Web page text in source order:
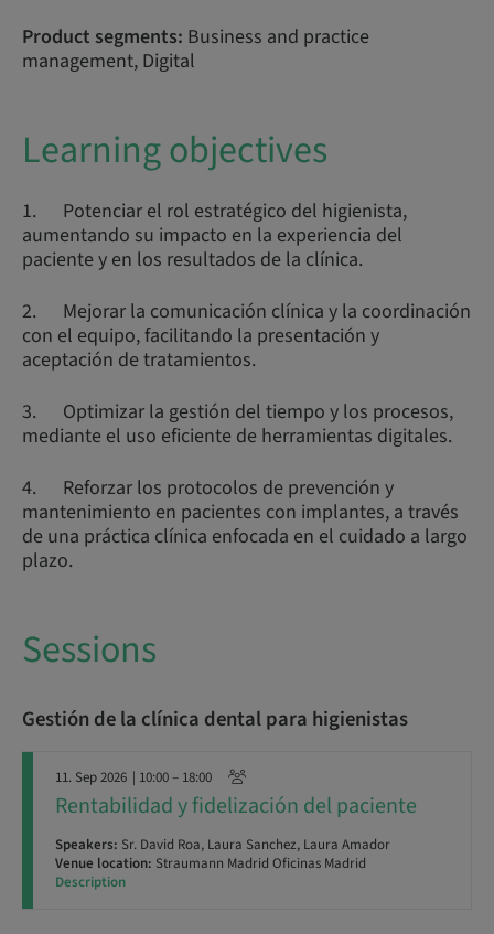
Product segments: Business and practice
management, Digital
Learning objectives
1. Potenciar el rol estratégico del higienista,
aumentando su impacto en la experiencia del
paciente y en los resultados de la clínica.
2. Mejorar la comunicación clínica y la coordinación
con el equipo, facilitando la presentación y
aceptación de tratamientos.
3. Optimizar la gestión del tiempo y los procesos,
mediante el uso eficiente de herramientas digitales.
4. Reforzar los protocolos de prevención y
mantenimiento en pacientes con implantes, a través
de una práctica clínica enfocada en el cuidado a largo
plazo.
Sessions
Gestión de la clínica dental para higienistas
11. Sep 2026 | 10:00 – 18:00
Rentabilidad y fidelización del paciente
Speakers: Sr. David Roa, Laura Sanchez, Laura Amador
Venue location: Straumann Madrid Oficinas Madrid
Description